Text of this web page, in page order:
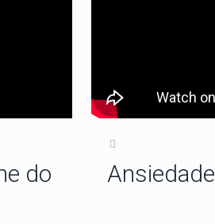
do
Ansiedade